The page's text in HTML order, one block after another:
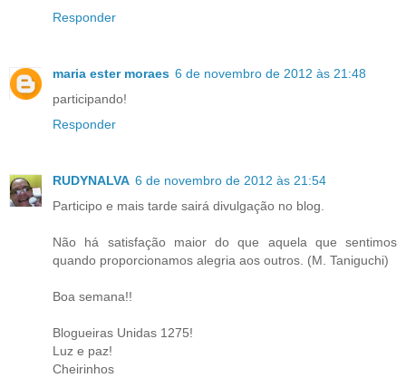
Responder
maria ester moraes 6 de novembro de 2012 às 21:48
participando!
Responder
RUDYNALVA 6 de novembro de 2012 às 21:54
Participo e mais tarde sairá divulgação no blog.
Não há satisfação maior do que aquela que sentimos
quando proporcionamos alegria aos outros. (M. Taniguchi)
Boa semana!!
Blogueiras Unidas 1275!
Luz e paz!
Cheirinhos